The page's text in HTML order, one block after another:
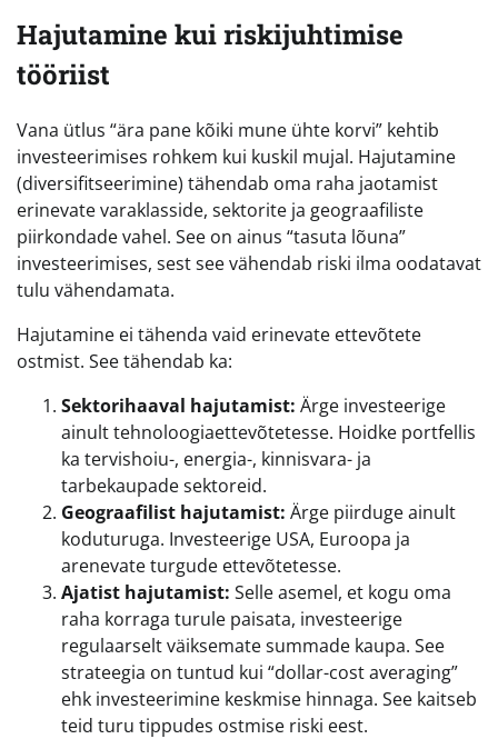
Hajutamine kui riskijuhtimise
tööriist
Vana ütlus “ära pane kõiki mune ühte korvi” kehtib
investeerimises rohkem kui kuskil mujal. Hajutamine
(diversifitseerimine) tähendab oma raha jaotamist
erinevate varaklasside, sektorite ja geograafiliste
piirkondade vahel. See on ainus “tasuta lõuna”
investeerimises, sest see vähendab riski ilma oodatavat
tulu vähendamata.
Hajutamine ei tähenda vaid erinevate ettevõtete
ostmist. See tähendab ka:
Sektorihaaval hajutamist: Ärge investeerige
ainult tehnoloogiaettevõtetesse. Hoidke portfellis
ka tervishoiu-, energia-, kinnisvara- ja
tarbekaupade sektoreid.
Geograafilist hajutamist: Ärge piirduge ainult
koduturuga. Investeerige USA, Euroopa ja
arenevate turgude ettevõtetesse.
Ajatist hajutamist: Selle asemel, et kogu oma
raha korraga turule paisata, investeerige
regulaarselt väiksemate summade kaupa. See
strateegia on tuntud kui “dollar-cost averaging”
ehk investeerimine keskmise hinnaga. See kaitseb
teid turu tippudes ostmise riski eest.